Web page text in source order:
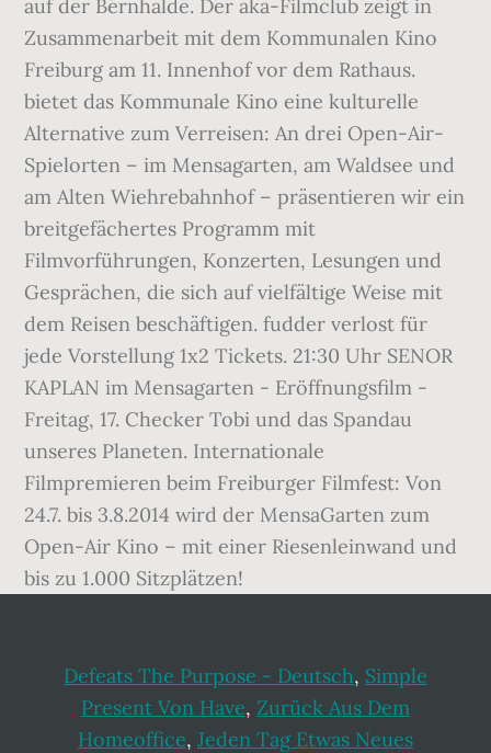
Defeats The Purpose - Deutsch, Simple
Present Von Have, Zurück Aus Dem
Homeoffice, Jeden Tag Etwas Neues